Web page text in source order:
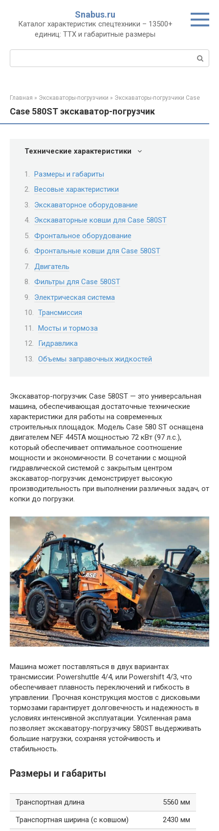
контенту
Snabus.ru
Каталог характеристик спецтехники – 13500+
единиц: ТТХ и габаритные размеры
Главная » Экскаваторы-погрузчики » Экскаваторы-погрузчики Case
Case 580ST экскаватор-погрузчик
Технические характеристики
Размеры и габариты
Весовые характеристики
Экскаваторное оборудование
Экскаваторные ковши для Case 580ST
Фронтальное оборудование
Фронтальные ковши для Case 580ST
Двигатель
Фильтры для Case 580ST
Электрическая система
Трансмиссия
Мосты и тормоза
Гидравлика
Объемы заправочных жидкостей
Экскаватор-погрузчик Case 580ST — это универсальная
машина, обеспечивающая достаточные технические
характеристики для работы на современных
строительных площадок. Модель Case 580 ST оснащена
двигателем NEF 445TA мощностью 72 кВт (97 л.с.),
который обеспечивает оптимальное соотношение
мощности и экономичности. В сочетании с мощной
гидравлической системой с закрытым центром
экскаватор-погрузчик демонстрирует высокую
производительность при выполнении различных задач, от
копки до погрузки.
Машина может поставляться в двух вариантах
трансмиссии: Powershuttle 4/4, или Powershift 4/3, что
обеспечивает плавность переключений и гибкость в
управлении. Прочная конструкция мостов с дисковыми
тормозами гарантирует долговечность и надежность в
условиях интенсивной эксплуатации. Усиленная рама
позволяет экскаватору-погрузчику 580ST выдерживать
большие нагрузки, сохраняя устойчивость и
стабильность.
Размеры и габариты
Транспортная длина
5560 мм
Транспортная ширина (с ковшом)
2430 мм